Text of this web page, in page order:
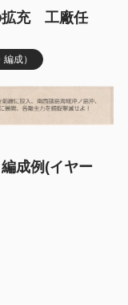
拡充 工廠任
成）
成例(イヤー